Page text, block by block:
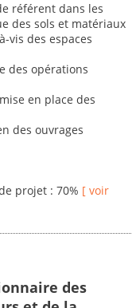
référent dans les
des sols et matériaux
vis des espaces
des opérations
en place des
des ouvrages
projet : 70% [ voir
des